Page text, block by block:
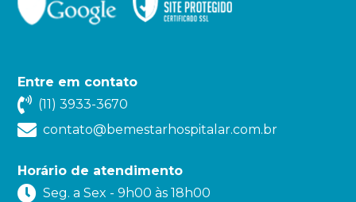
Entre em contato
(11) 3933-3670
contato@bemestarhospitalar.com.br
Horário de atendimento
Seg. a Sex - 9h00 às 18h00